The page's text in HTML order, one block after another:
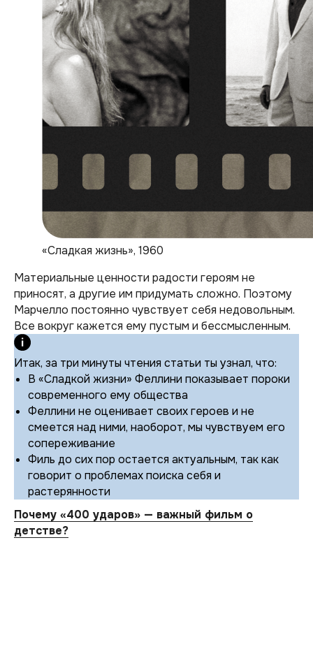
«Сладкая жизнь», 1960
Материальные ценности радости героям не
приносят, а другие им придумать сложно. Поэтому
Марчелло постоянно чувствует себя недовольным.
Все вокруг кажется ему пустым и бессмысленным.
Итак, за три минуты чтения статьи ты узнал, что:
В «Сладкой жизни» Феллини показывает пороки
современного ему общества
Феллини не оценивает своих героев и не
смеется над ними, наоборот, мы чувствуем его
сопереживание
Филь до сих пор остается актуальным, так как
говорит о проблемах поиска себя и
растерянности
Почему «400 ударов» — важный фильм о
детстве?